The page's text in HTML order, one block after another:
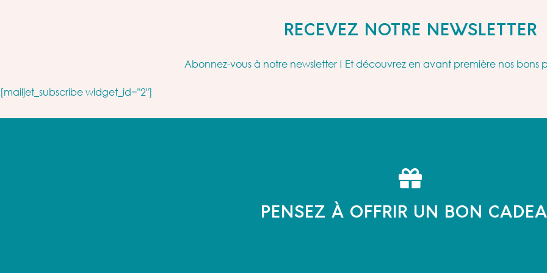
RECEVEZ NOTRE NEWSLETTER
Abonnez-vous à notre newsletter ! Et découvrez en avant première nos bons
[mailjet_subscribe widget_id="2"]
PENSEZ À OFFRIR UN BON